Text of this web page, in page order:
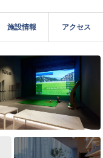
施設情報 アクセス